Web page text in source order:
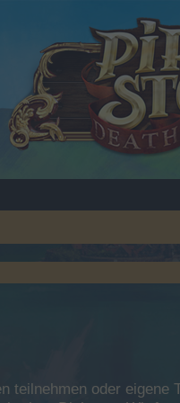
teilnehmen oder